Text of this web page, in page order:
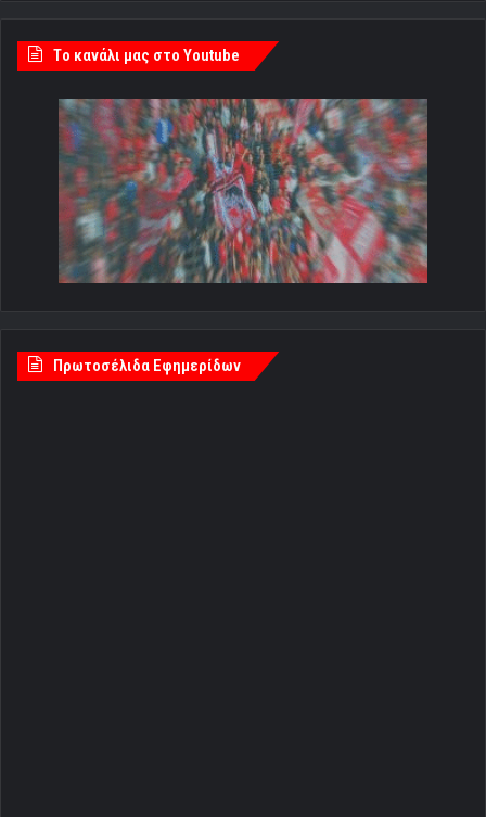
Tο κανάλι μας στο Youtube
Πρωτοσέλιδα Εφημερίδων